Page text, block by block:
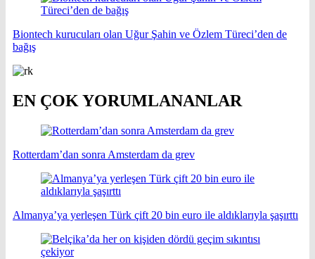
Biontech kurucuları olan Uğur Şahin ve Özlem Türeci’den de
bağış
EN ÇOK YORUMLANANLAR
Rotterdam’dan sonra Amsterdam da grev
Almanya’ya yerleşen Türk çift 20 bin euro ile aldıklarıyla şaşırttı